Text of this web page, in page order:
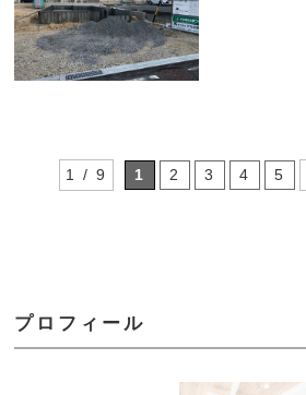
1 / 9 1 2 3 4 5
プロフィール